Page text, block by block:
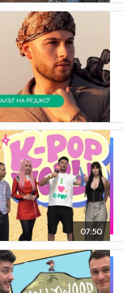
07:50